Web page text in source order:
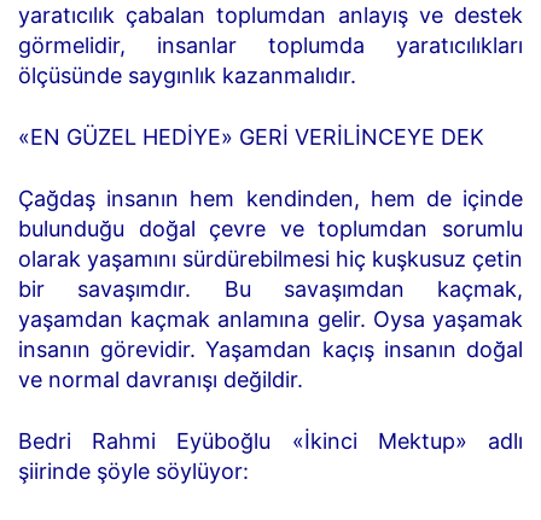
yaratıcılık çabalan toplumdan anlayış ve destek
görmelidir, insanlar toplumda yaratıcılıkları
ölçüsünde saygınlık kazanmalıdır.
«EN GÜZEL HEDİYE» GERİ VERİLİNCEYE DEK
Çağdaş insanın hem kendinden, hem de içinde
bulunduğu doğal çevre ve toplumdan sorumlu
olarak yaşamını sürdürebilmesi hiç kuşkusuz çetin
bir savaşımdır. Bu savaşımdan kaçmak,
yaşamdan kaçmak anlamına gelir. Oysa yaşamak
insanın görevidir. Yaşamdan kaçış insanın doğal
ve normal davranışı değildir.
Bedri Rahmi Eyüboğlu «İkinci Mektup» adlı
şiirinde şöyle söylüyor: